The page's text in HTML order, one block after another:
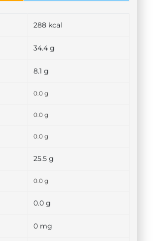
288 kcal
34.4 g
8.1 g
0.0 g
0.0 g
0.0 g
25.5 g
0.0 g
0.0 g
0 mg